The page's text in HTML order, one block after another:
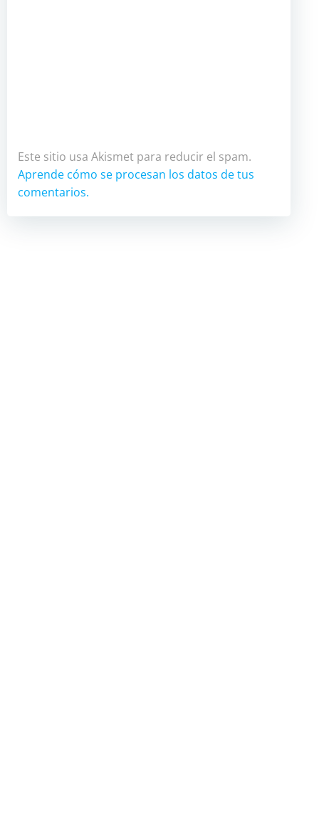
Este sitio usa Akismet para reducir el spam.
Aprende cómo se procesan los datos de tus
comentarios.